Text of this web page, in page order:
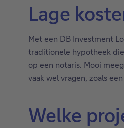
Lage
Met een DB Investment
traditionele hypotheek
op een notaris. Mooi
vaak wel vragen, zoals
Welke